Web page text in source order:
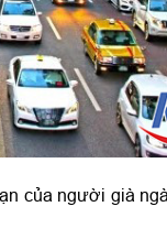
của người già